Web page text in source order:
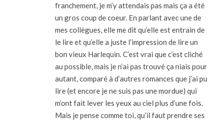
franchement, je m’y attendais pas mais ça a été
un gros coup de coeur. En parlant avec une de
mes collègues, elle me dit qu’elle est entrain de
le lire et qu’elle a juste l’impression de lire un
bon vieux Harlequin. C’est vrai que c’est cliché
au possible, mais je n’ai pas trouvé ça niais pour
autant, comparé à d’autres romances que j’ai pu
lire (et encore je ne suis pas une mordue) qui
m’ont fait lever les yeux au ciel plus d’une fois.
Mais je pense comme toi, qu’il faut prendre ses